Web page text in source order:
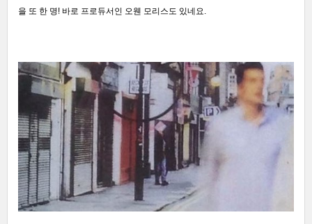
을 또 한 명! 바로 프로듀서인 오웬 모리스도 있네요.